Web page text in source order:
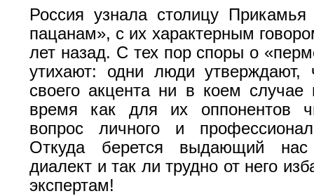
Россия узнала столицу
пацанам», с их характерным
лет назад. С тех пор споры о
утихают: одни люди утверждают,
своего акцента ни в коем
время как для их оппонентов
вопрос личного и
Откуда берется выдающий нас
диалект и так ли трудно от него
экспертам!